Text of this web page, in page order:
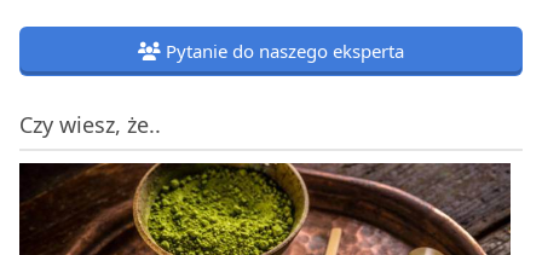
Pytanie do naszego eksperta
Czy wiesz, że..